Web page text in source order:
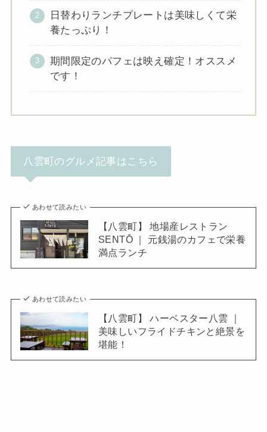
日替わりランチプレートは美味しくて栄
養たっぷり！
期間限定のパフェは映え確定！オススメ
です！
八雲町のグルメ記事はこちら
あわせて読みたい
【八雲町】 地場産レストラン
SENTŌ ｜ 元銭湯のカフェで栄養
満点ランチ
あわせて読みたい
【八雲町】 ハーベスター八雲 ｜
美味しいフライドチキンと絶景を
堪能！